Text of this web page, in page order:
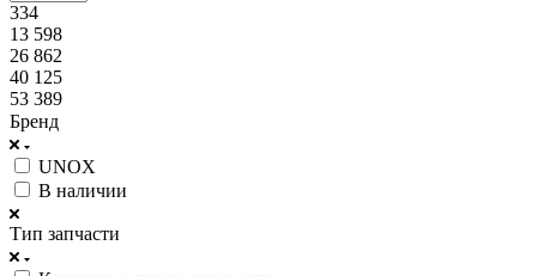
334
13 598
26 862
40 125
53 389
Бренд
UNOX
В наличии
Тип запчасти